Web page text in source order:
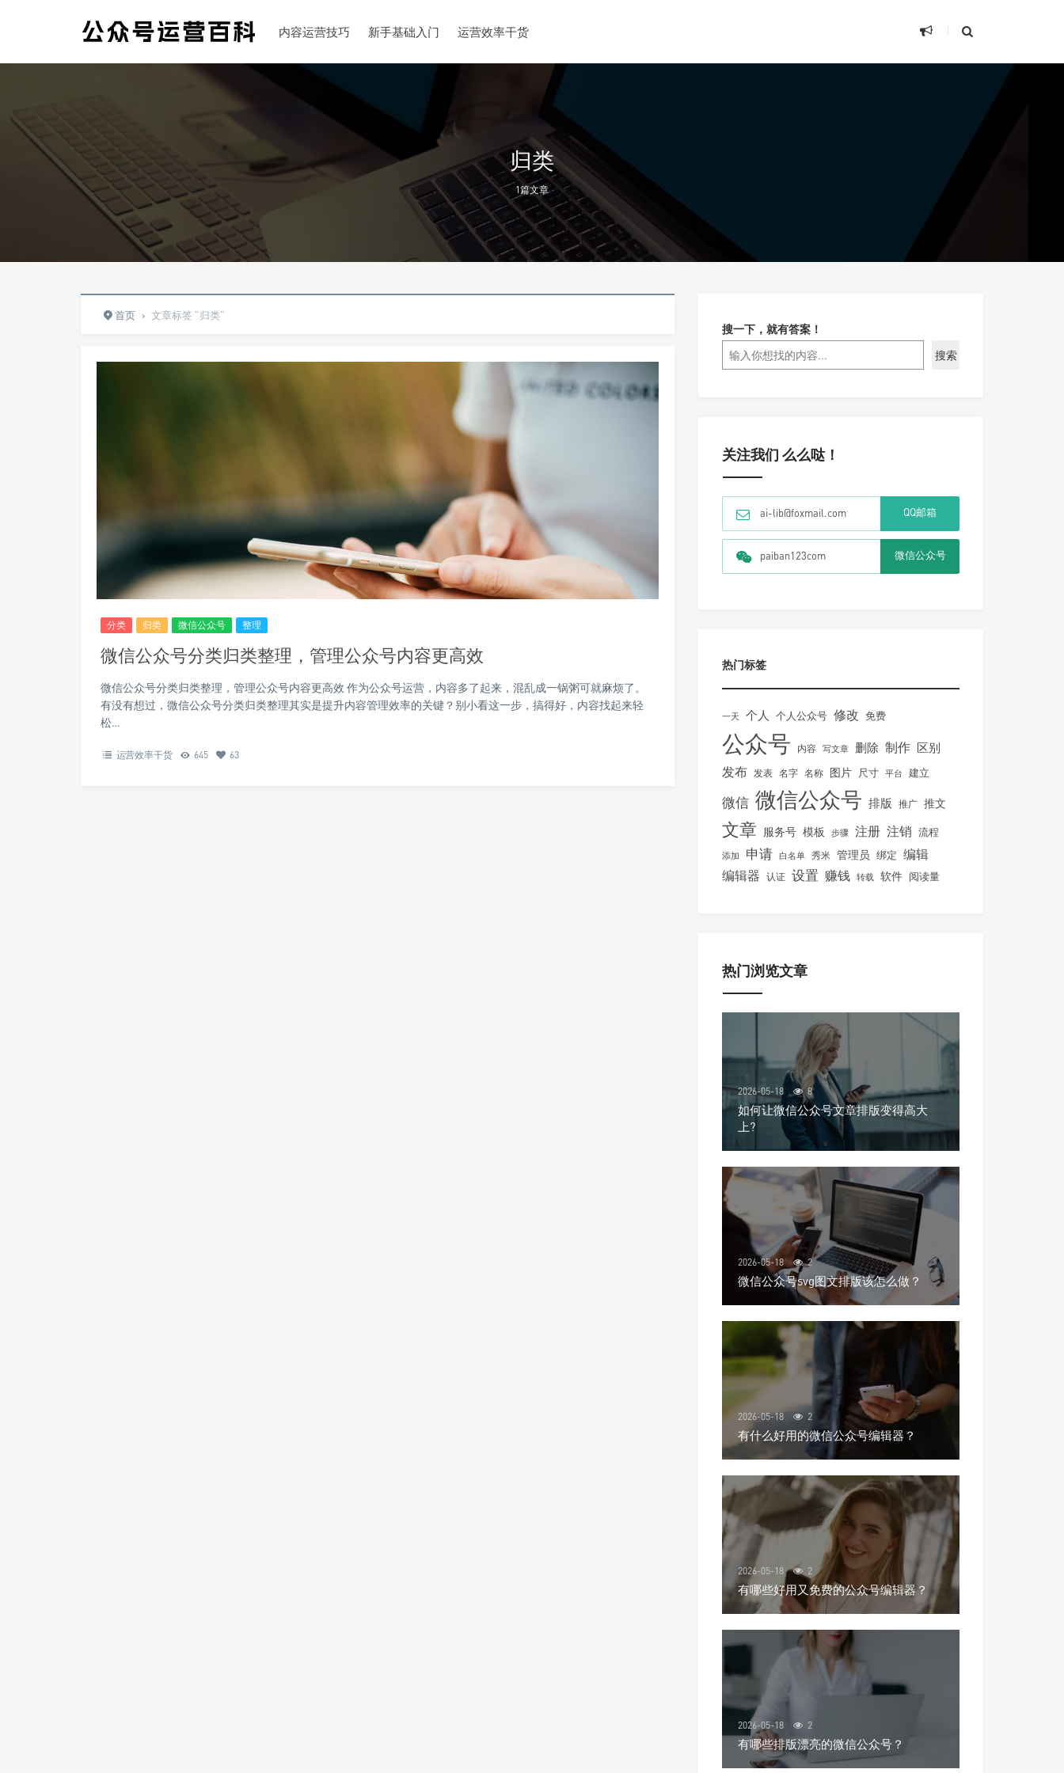
内容运营技巧 新手基础入门 运营效率干货
归类
1篇文章
首页 › 文章标签 "归类"
分类 归类 微信公众号 整理
微信公众号分类归类整理，管理公众号内容更高效
微信公众号分类归类整理，管理公众号内容更高效 作为公众号运营，内容多了起来，混乱成一锅粥可就麻烦了。
有没有想过，微信公众号分类归类整理其实是提升内容管理效率的关键？别小看这一步，搞得好，内容找起来轻
松…
运营效率干货 645 63
搜一下，就有答案！
搜索
关注我们 么么哒！
ai-lib@foxmail.com QQ邮箱
paiban123com 微信公众号
热门标签
一天 个人 个人公众号 修改 免费
公众号 内容 写文章 删除 制作 区别
发布 发表 名字 名称 图片 尺寸 平台 建立
微信 微信公众号 排版 推广 推文
文章 服务号 模板 步骤 注册 注销 流程
添加 申请 白名单 秀米 管理员 绑定 编辑
编辑器
认证 设置 赚钱 转载 软件 阅读量
热门浏览文章
2026-05-18 8
如何让微信公众号文章排版变得高大
上?
2026-05-18 2
微信公众号svg图文排版该怎么做？
2026-05-18 2
有什么好用的微信公众号编辑器？
2026-05-18 2
有哪些好用又免费的公众号编辑器？
2026-05-18 2
有哪些排版漂亮的微信公众号？